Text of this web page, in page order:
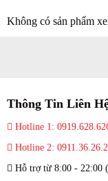
Không có sản phẩm
Thông Tin Liên
Hotline 1:
Hotline 2:
Hỗ trợ từ 8:00 - 22:00